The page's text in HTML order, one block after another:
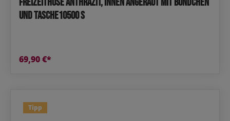
und Tasche10500 S
69,90 €*
Tipp